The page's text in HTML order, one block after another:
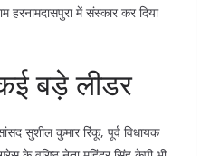
हरनामदासपुरा में संस्कार कर दिया
बड़े लीडर
सुशील कुमार रिंकू, पूर्व विधायक